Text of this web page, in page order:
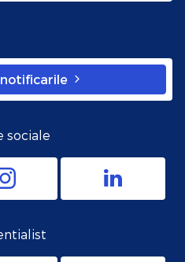
sociale